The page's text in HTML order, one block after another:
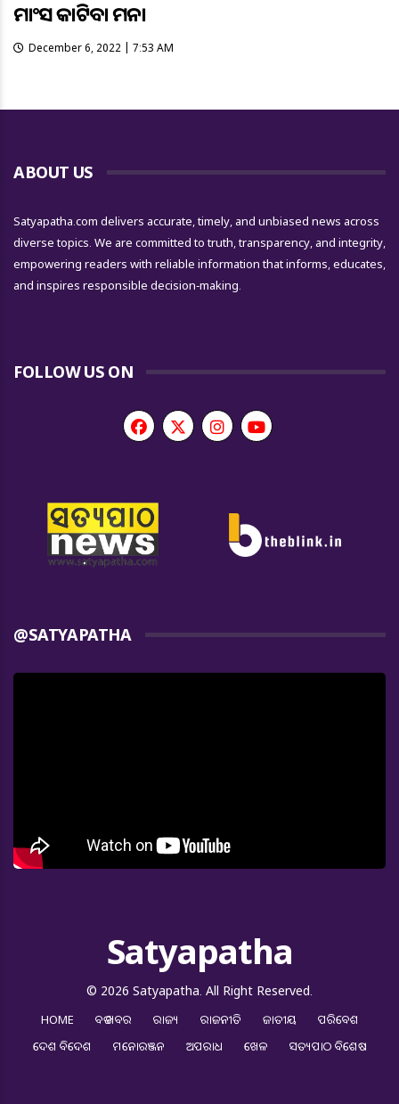
ମାଂସ କାଟିବା ମନା
December 6, 2022 | 7:53 AM
ABOUT US
Satyapatha.com delivers accurate, timely, and unbiased news across
diverse topics. We are committed to truth, transparency, and integrity,
empowering readers with reliable information that informs, educates,
and inspires responsible decision-making.
FOLLOW US ON
@SATYAPATHA
Satyapatha
© 2026 Satyapatha. All Right Reserved.
HOME ବଡ ଖବର ରାଜ୍ୟ ରାଜନୀତି ଜାତୀୟ
ପରିବେଶ
ଦେଶ ବିଦେଶ
ମନୋରଞ୍ଜନ ଅପରାଧ ଖେଳ ସତ୍ୟପାଠ ବିଶେଷ